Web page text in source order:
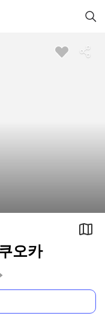
오카